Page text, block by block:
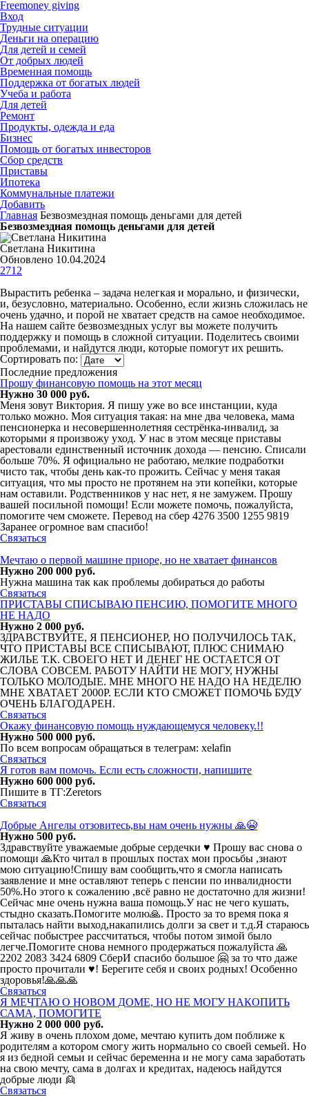
Freemoney giving
Вход
Трудные ситуации
Деньги на операцию
Для детей и семей
От добрых людей
Временная помощь
Поддержка от богатых людей
Учеба и работа
Для детей
Ремонт
Продукты, одежда и еда
Бизнес
Помощь от богатых инвесторов
Сбор средств
Приставы
Ипотека
Коммунальные платежи
Добавить
Главная Безвозмездная помощь деньгами для детей
Безвозмездная помощь деньгами для детей
Светлана Никитина
Обновлено 10.04.2024
2712
Вырастить ребенка – задача нелегкая и морально, и физически,
и, безусловно, материально. Особенно, если жизнь сложилась не
очень удачно, и порой не хватает средств на самое необходимое.
На нашем сайте безвозмездных услуг вы можете получить
поддержку и помощь в сложной ситуации. Поделитесь своими
проблемами, и найдутся люди, которые помогут их решить.
Сортировать по:
Последние предложения
Прошу финансовую помощь на этот месяц
Нужно 30 000 руб.
Меня зовут Виктория. Я пишу уже во все инстанции, куда
только можно. Моя ситуация такая: на мне два человека, мама
пенсионерка и несовершеннолетняя сестрёнка-инвалид, за
которыми я произвожу уход. У нас в этом месяце приставы
арестовали единственный источник дохода — пенсию. Списали
больше 70%. Я официально не работаю, мелкие подработки
чисто так, чтобы день как-то прожить. Сейчас у меня такая
ситуация, что мы просто не протянем на эти копейки, которые
нам оставили. Родственников у нас нет, я не замужем. Прошу
вашей посильной помощи! Если можете помочь, пожалуйста,
помогите чем сможете. Перевод на сбер 4276 3500 1255 9819
Заранее огромное вам спасибо!
Связаться
Мечтаю о первой машине приоре, но не хватает финансов
Нужно 200 000 руб.
Нужна машина так как проблемы добираться до работы
Связаться
ПРИСТАВЫ СПИСЫВАЮ ПЕНСИЮ, ПОМОГИТЕ МНОГО
НЕ НАДО
Нужно 2 000 руб.
ЗДРАВСТВУЙТЕ, Я ПЕНСИОНЕР, НО ПОЛУЧИЛОСЬ ТАК,
ЧТО ПРИСТАВЫ ВСЕ СПИСЫВАЮТ, ПЛЮС СНИМАЮ
ЖИЛЬЕ Т.К. СВОЕГО НЕТ И ДЕНЕГ НЕ ОСТАЕТСЯ ОТ
СЛОВА СОВСЕМ. РАБОТУ НАЙТИ НЕ МОГУ, НУЖНЫ
ТОЛЬКО МОЛОДЫЕ. МНЕ МНОГО НЕ НАДО НА НЕДЕЛЮ
МНЕ ХВАТАЕТ 2000Р. ЕСЛИ КТО СМОЖЕТ ПОМОЧЬ БУДУ
ОЧЕНЬ БЛАГОДАРЕН.
Связаться
Окaжy финaнсовую пoмoщь нyждaющемyся чeловeку.!!
Нужно 500 000 руб.
По всем вопросам обращаться в телегрaм: xelafin
Связаться
Я готов вам помочь. Если есть сложности, напишите
Нужно 600 000 руб.
Пишите в ТГ:Zeretors
Связаться
Добрые Ангелы отзовитесь,вы нам очень нужны 🙏😭
Нужно 500 руб.
Здравствуйте уважаемые добрые сердечки ♥️ Прошу вас снова о
помощи 🙏Кто читал в прошлых постах мои просьбы ,знают
мою ситуацию!Спишу вам сообщить,что я смогла написать
заявление и мне оставляют теперь с пенсии по инвалидности
50%.Но этого к сожалению ,всё равно не достаточно для жизни!
Сейчас мне очень нужна ваша помощь.У нас не чего кушать,
стыдно сказать.Помогите молю🙏. Просто за то время пока я
пыталась найти выход,накапились долги за свет и т.д.Я стараюсь
сейчас побыстрее рассчитаться, чтобы потом зимой было
легче.Помогите снова немного продержаться пожалуйста 🙏
2202 2083 3424 6809 СберИ спасибо большое 🤗 за то что даже
просто прочитали ♥️! Берегите себя и своих родных! Особенно
здоровья!🙏🙏🙏
Связаться
Я МЕЧТАЮ О НОВОМ ДОМЕ, НО НЕ МОГУ НАКОПИТЬ
САМА, ПОМОГИТЕ
Нужно 2 000 000 руб.
Я живу в очень плохом доме, мечтаю купить дом поближе к
родителям а котором смогу жить нормально со своей семьей. Но
я из бедной семьи и сейчас беременна и не могу сама заработать
на свою мечту, сама в долгах и кредитах, надеюсь найдутся
добрые люди 👱
Связаться